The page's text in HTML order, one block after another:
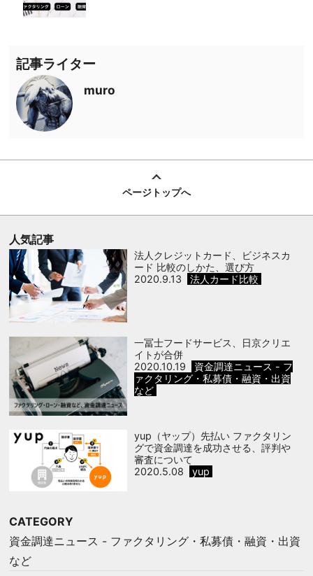
記事ライター
muro
ページトップへ
人気記事
法人クレジットカード、ビジネスカ
ード 比較のしかた、選び方
2020.9.13
法人カード比較
一冨士フードサービス、日京クリエ
イトが合併
2020.10.19
資金調達ニュース - フ
ァクタリング・私募債・融資・出資
など
yup（ヤップ）先払い ファクタリン
グで資金調達を成功させる、評判や
審査について
2020.5.08
yup
CATEGORY
資金調達ニュース - ファクタリング・私募債・融資・出資
など